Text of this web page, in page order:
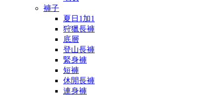
褲子
夏日1加1
狩獵長褲
底層
登山長褲
緊身褲
短褲
休閒長褲
連身褲